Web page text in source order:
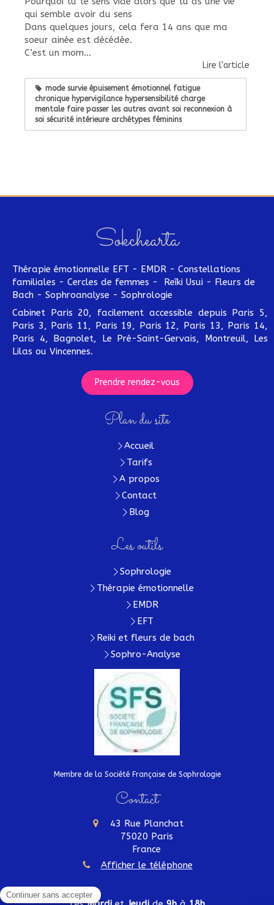
qui semble avoir du sens
Dans quelques jours, cela fera 14 ans que ma
soeur ainée est décédée.
C’est un mom...
Lire l'article
mode survie épuisement émotionnel fatigue
chronique hypervigilance hypersensibilité charge
mentale faire passer les autres avant soi reconnexion à
soi sécurité intérieure archétypes féminins
Sokchearta
Thérapie émotionnelle EFT - EMDR - Constellations
familiales - Cercles de femmes - Reîki Usui - Fleurs de
Bach - Sophroanalyse - Sophrologie
Cabinet Paris 20, facilement accessible depuis Paris 5,
Paris 3, Paris 11, Paris 19, Paris 12, Paris 13, Paris 14,
Paris 4, Bagnolet, Le Pré-Saint-Gervais, Montreuil, Les
Lilas ou Vincennes.
Prendre rendez-vous
Plan du site
Accueil
Tarifs
A propos
Contact
Blog
Les outils
Sophrologie
Thérapie émotionnelle
EMDR
EFT
Reiki et fleurs de bach
Sophro-Analyse
Membre de la Société Française de Sophrologie
Contact
43 Rue Planchat
75020 Paris
France
Afficher le téléphone